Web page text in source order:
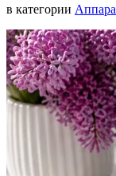
в категории